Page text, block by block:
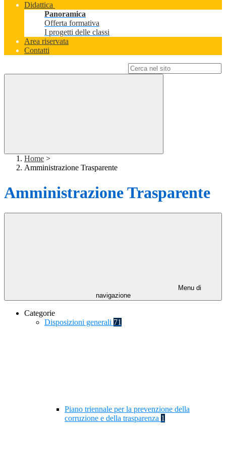
Didattica
Panoramica
Offerta formativa
I progetti delle classi
Area riservata
Contatti
Home >
Amministrazione Trasparente
Amministrazione Trasparente
Menu di
navigazione
Categorie
Disposizioni generali 71
Piano triennale per la prevenzione della
corruzione e della trasparenza 1